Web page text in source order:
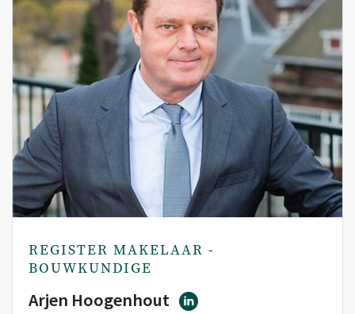
REGISTER MAKELAAR -
BOUWKUNDIGE
Arjen Hoogenhout